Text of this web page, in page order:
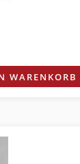
WARENKORB